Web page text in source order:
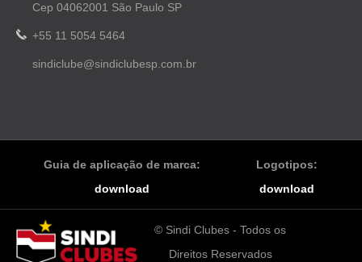
Cep 04062001 São Paulo SP
+55 11 5054 5464
sindiclube@sindiclubesp.com.br
Guia de aplicação de marca:
download
Logotipos:
download
© Sindi Clubes - Todos os
Direitos Reservados